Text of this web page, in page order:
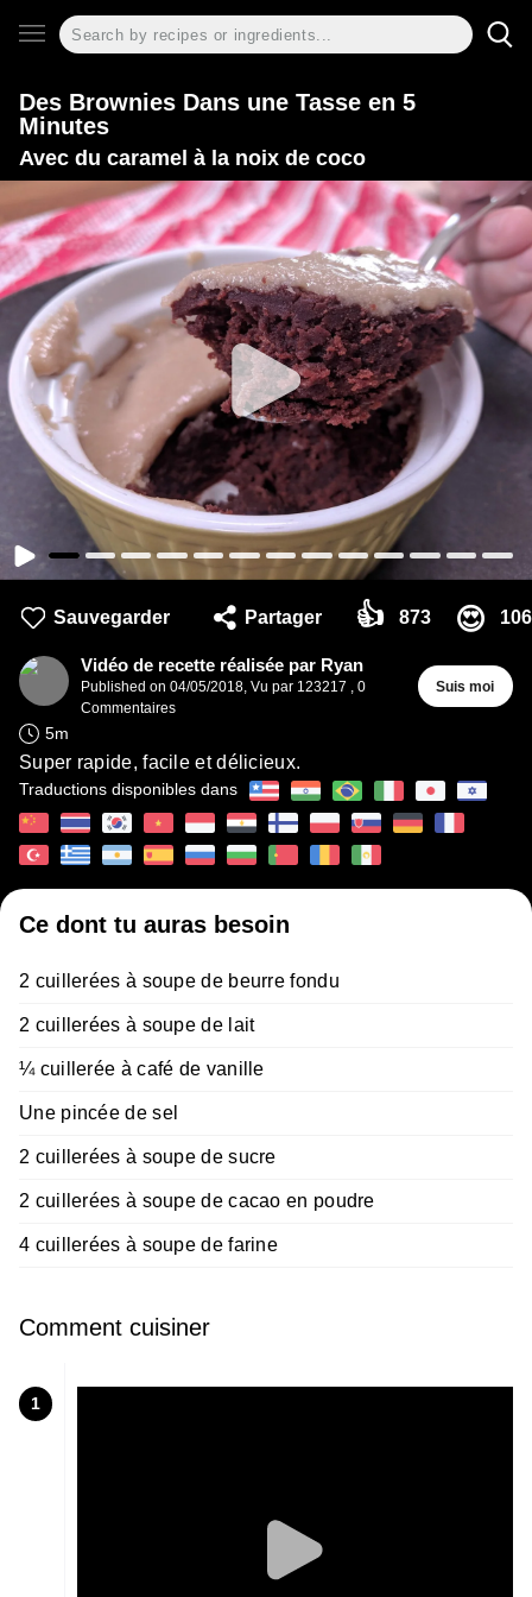
Des Brownies Dans une Tasse en 5
Minutes
Avec du caramel à la noix de coco
Sauvegarder Partager 👍 873 😍 106
Vidéo de recette réalisée par Ryan
Published on 04/05/2018, Vu par 123217 , 0
Commentaires
Suis moi
5m
Super rapide, facile et délicieux.
Traductions disponibles dans
Ce dont tu auras besoin
2 cuillerées à soupe de beurre fondu
2 cuillerées à soupe de lait
¼ cuillerée à café de vanille
Une pincée de sel
2 cuillerées à soupe de sucre
2 cuillerées à soupe de cacao en poudre
4 cuillerées à soupe de farine
Comment cuisiner
1